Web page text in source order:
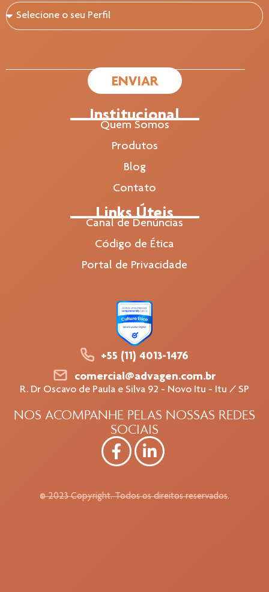
ENVIAR
Institucional
Quem Somos
Produtos
Blog
Contato
Links Úteis
Canal de Denúncias
Código de Ética
Portal de Privacidade
+55 (11) 4013-1476
comercial@advagen.com.br
R. Dr Oscavo de Paula e Silva 92 - Novo Itu - Itu / SP
NOS ACOMPANHE PELAS NOSSAS REDES
SOCIAIS
© 2023 Copyright. Todos os direitos reservados.